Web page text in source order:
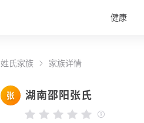
健康
姓氏家族 家族详情
张 湖南邵阳张氏